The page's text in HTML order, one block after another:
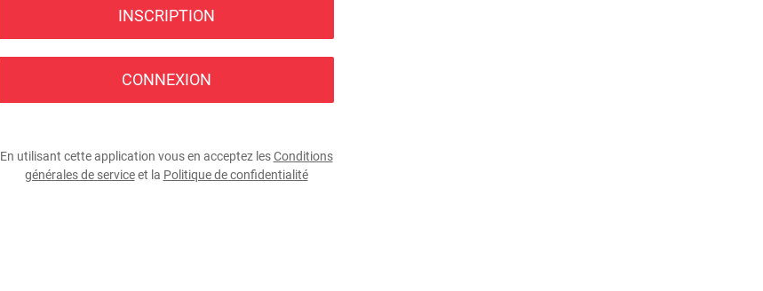
INSCRIPTION
CONNEXION
En utilisant cette application vous en acceptez lesConditions
générales de serviceet la Politique de confidentialité